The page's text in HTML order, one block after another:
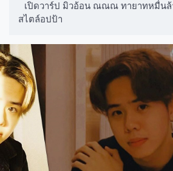
เปิดวาร์ป มิวอ้อน ณณณ ทายาทหมื่น
สไตล์อปป้า